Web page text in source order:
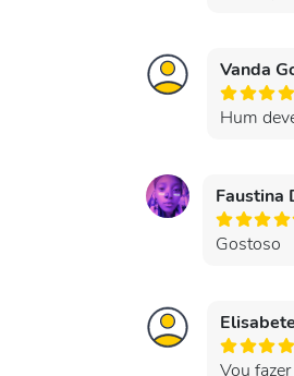
Vanda
Hum
Faustina
Gostoso
Vou